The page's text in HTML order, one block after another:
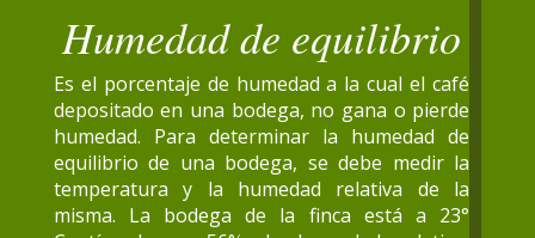
Humedad de equilibrio
Es el porcentaje de humedad a la cual el café
depositado en una bodega, no gana o pierde
humedad. Para determinar la humedad de
equilibrio de una bodega, se debe medir la
temperatura y la humedad relativa de la
misma. La bodega de la finca está a 23°